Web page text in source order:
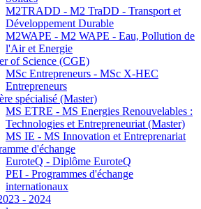
M2TRADD - M2 TraDD - Transport et
Développement Durable
M2WAPE - M2 WAPE - Eau, Pollution de
l'Air et Energie
of Science (CGE)
MSc Entrepreneurs - MSc X-HEC
Entrepreneurs
spécialisé (Master)
MS ETRE - MS Energies Renouvelables :
Technologies et Entrepreneuriat (Master)
MS IE - MS Innovation et Entreprenariat
d'échange
EuroteQ - Diplôme EuroteQ
PEI - Programmes d'échange
internationaux
- 2024